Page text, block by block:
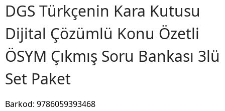
DGS Türkçenin Kara Kutusu
Dijital Çözümlü Konu Özetli
ÖSYM Çıkmış Soru Bankası 3lü
Set Paket
Barkod: 9786059393468